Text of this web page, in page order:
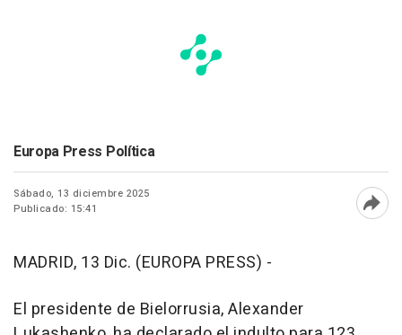
Europa Press Política
Sábado, 13 diciembre 2025
Publicado: 15:41
MADRID, 13 Dic. (EUROPA PRESS) -
El presidente de Bielorrusia, Alexander